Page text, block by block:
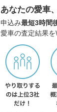
あなたの愛車
申込み最短3時間
愛車の査定結果を